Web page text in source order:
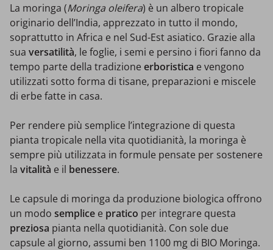
La moringa (Moringa oleifera) è un albero tropicale
originario dell’India, apprezzato in tutto il mondo,
soprattutto in Africa e nel Sud-Est asiatico. Grazie alla
sua versatilità, le foglie, i semi e persino i fiori fanno da
tempo parte della tradizione erboristica e vengono
utilizzati sotto forma di tisane, preparazioni e miscele
di erbe fatte in casa.
Per rendere più semplice l’integrazione di questa
pianta tropicale nella vita quotidianità, la moringa è
sempre più utilizzata in formule pensate per sostenere
la vitalità e il benessere.
Le capsule di moringa da produzione biologica offrono
un modo semplice e pratico per integrare questa
preziosa pianta nella quotidianità. Con sole due
capsule al giorno, assumi ben 1100 mg di BIO Moringa.